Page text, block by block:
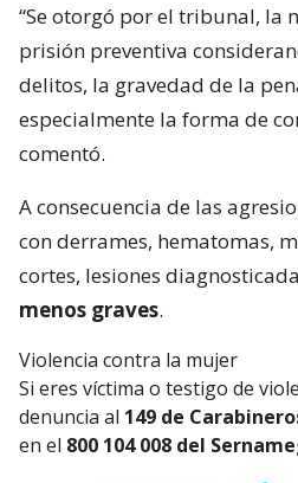
“Se otorgó por el tribunal, la
prisión preventiva
delitos, la gravedad de la
especialmente la forma de
comentó.
A consecuencia de las
con derrames, hematomas,
cortes, lesiones
menos graves.
Violencia contra la mujer
Si eres víctima o testigo de
denuncia al 149 de
en el 800 104 008 del